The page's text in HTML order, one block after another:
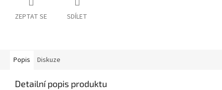
ZEPTAT SE SDÍLET
Popis Diskuze
Detailní popis produktu